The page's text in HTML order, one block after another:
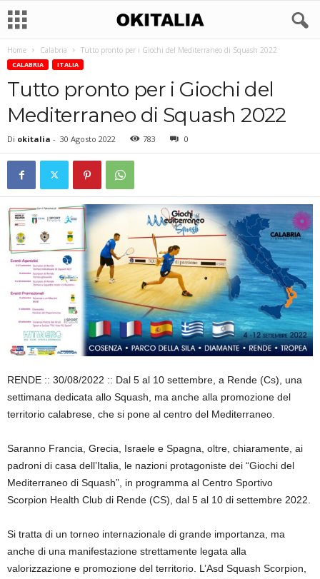
Home Calabria Tutto pronto per i Giochi del Mediterraneo di Squash 2022
CALABRIA ITALIA
Tutto pronto per i Giochi del
Mediterraneo di Squash 2022
Di okitalia - 30 Agosto 2022 783 0
RENDE :: 30/08/2022 :: Dal 5 al 10 settembre, a Rende (Cs), una
settimana dedicata allo Squash, ma anche alla promozione del
territorio calabrese, che si pone al centro del Mediterraneo.
Saranno Francia, Grecia, Israele e Spagna, oltre, chiaramente, ai
padroni di casa dell’Italia, le nazioni protagoniste dei “Giochi del
Mediterraneo di Squash”, in programma al Centro Sportivo
Scorpion Health Club di Rende (CS), dal 5 al 10 di settembre 2022.
Si tratta di un torneo internazionale di grande importanza, ma
anche di una manifestazione strettamente legata alla
valorizzazione e promozione del territorio. L’Asd Squash Scorpion,